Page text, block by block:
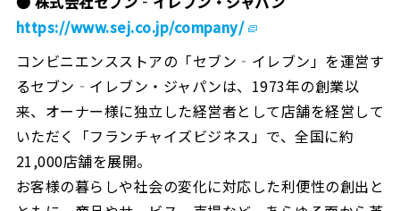
https://www.sej.co.jp/company/
コンビニエンスストアの「セブン‐イレブン」を運営す
るセブン‐イレブン・ジャパンは、1973年の創業以
来、オーナー様に独立した経営者として店舗を経営して
いただく「フランチャイズビジネス」で、全国に約
21,000店舗を展開。
お客様の暮らしや社会の変化に対応した利便性の創出と